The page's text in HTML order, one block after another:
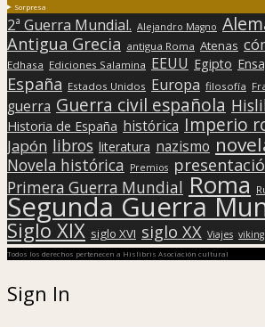
Sorpresa
2ª Guerra Mundial. Alejandro Magno
Antigua Grecia antigua Roma Atenas
Edhasa Ediciones Salamina EEUU Egipto
España Estados Unidos Europa filosofía
guerra Guerra civil española
Historia de España histórica Imperio
Japón libros literatura nazismo
Novela histórica Premios
Primera Guerra Mundial Roma
Segunda Guerra
Siglo XIX siglo XVI siglo XX Viajes
Todos los derechos pertenecen a Hislibris Asociación cultural
Sign In